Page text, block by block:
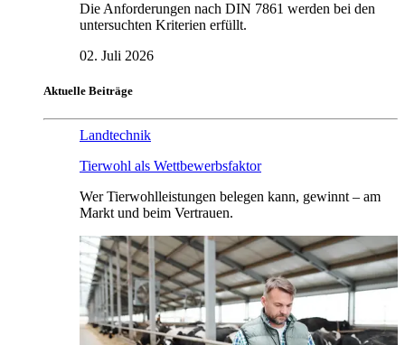
Die Anforderungen nach DIN 7861 werden bei den
untersuchten Kriterien erfüllt.
02. Juli 2026
Aktuelle Beiträge
Landtechnik
Tierwohl als Wettbewerbsfaktor
Wer Tierwohlleistungen belegen kann, gewinnt – am
Markt und beim Vertrauen.